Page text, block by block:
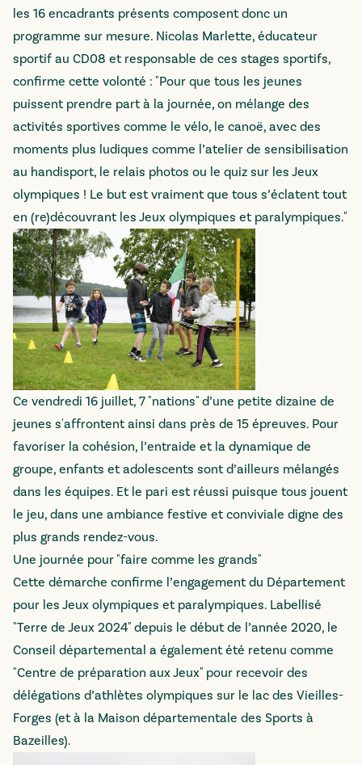
les 16 encadrants présents composent donc un
programme sur mesure. Nicolas Marlette, éducateur
sportif au CD08 et responsable de ces stages sportifs,
confirme cette volonté : "Pour que tous les jeunes
puissent prendre part à la journée, on mélange des
activités sportives comme le vélo, le canoë, avec des
moments plus ludiques comme l’atelier de sensibilisation
au handisport, le relais photos ou le quiz sur les Jeux
olympiques ! Le but est vraiment que tous s’éclatent tout
en (re)découvrant les Jeux olympiques et paralympiques."
Ce vendredi 16 juillet, 7 "nations" d’une petite dizaine de
jeunes s'affrontent ainsi dans près de 15 épreuves. Pour
favoriser la cohésion, l’entraide et la dynamique de
groupe, enfants et adolescents sont d’ailleurs mélangés
dans les équipes. Et le pari est réussi puisque tous jouent
le jeu, dans une ambiance festive et conviviale digne des
plus grands rendez-vous.
Une journée pour "faire comme les grands"
Cette démarche confirme l’engagement du Département
pour les Jeux olympiques et paralympiques. Labellisé
"Terre de Jeux 2024" depuis le début de l’année 2020, le
Conseil départemental a également été retenu comme
"Centre de préparation aux Jeux" pour recevoir des
délégations d’athlètes olympiques sur le lac des Vieilles-
Forges (et à la Maison départementale des Sports à
Bazeilles).